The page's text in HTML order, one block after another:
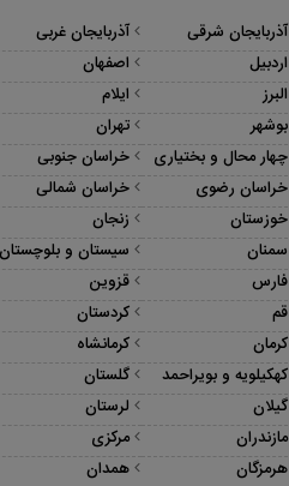
آذربایجان شرقی
آذربایجان غربی
اردبیل
اصفهان
البرز
ایلام
بوشهر
تهران
چهار محال و بختیاری
خراسان جنوبی
خراسان رضوی
خراسان شمالی
خوزستان
زنجان
سمنان
سیستان و بلوچستان
فارس
قزوین
قم
کردستان
کرمان
کرمانشاه
کهکیلویه و بویراحمد
گلستان
گیلان
لرستان
مازندران
مرکزی
هرمزگان
همدان